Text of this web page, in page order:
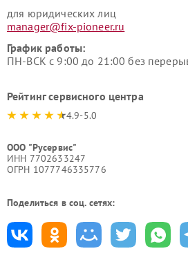
для юридических лиц
manager@fix-pioneer.ru
График работы:
ПН-ВСК с 9:00 до 21:00 без
Рейтинг сервисного центра
4.9-5.0
ООО "Русервис"
ИНН 7702633247
ОГРН 1077746335776
Поделиться в соц. сетях: